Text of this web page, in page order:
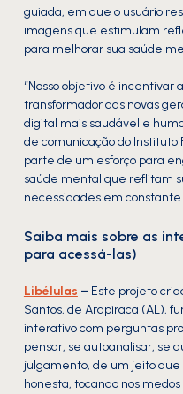
guiada, em que o usuário
imagens que estimulam
para melhorar sua saúde
“Nosso objetivo é incentivar
transformador das novas
digital mais saudável e
de comunicação do Instituto
parte de um esforço para
saúde mental que reflitam
necessidades em constante
Saiba mais sobre as
para acessá-las)
Libélulas – Este projeto
Santos, de Arapiraca (AL),
interativo com perguntas
pensar, se autoanalisar, se
julgamento, de um jeito que
honesta, tocando nos